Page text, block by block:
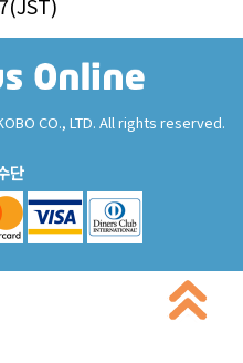
CO., LTD. All rights reserved.
단